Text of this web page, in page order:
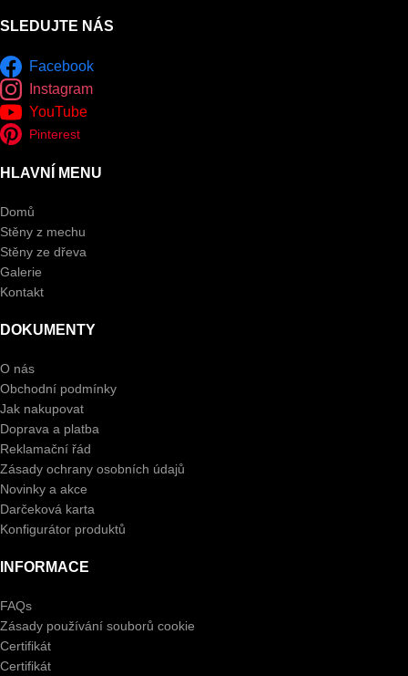
SLEDUJTE NÁS
Facebook
Instagram
YouTube
Pinterest
HLAVNÍ MENU
Domů
Stěny z mechu
Stěny ze dřeva
Galerie
Kontakt
DOKUMENTY
O nás
Obchodní podmínky
Jak nakupovat
Doprava a platba
Reklamační řád
Zásady ochrany osobních údajů
Novinky a akce
Darčeková karta
Konfigurátor produktů
INFORMACE
FAQs
Zásady používání souborů cookie
Certifikát
Certifikát